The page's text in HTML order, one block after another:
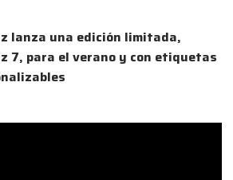
lanza una edición limitada,
7, para el verano y con etiquetas